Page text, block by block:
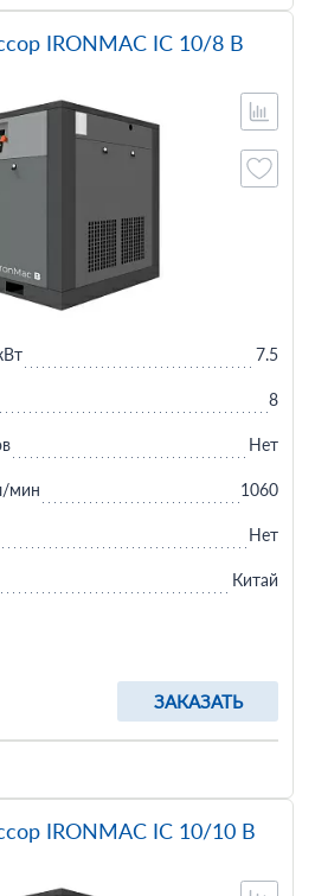
IRONMAC IC 10/8 B
ЗАКАЗАТЬ
7.5
8
Нет
мин 1060
Нет
Китай
IRONMAC IC 10/10 B